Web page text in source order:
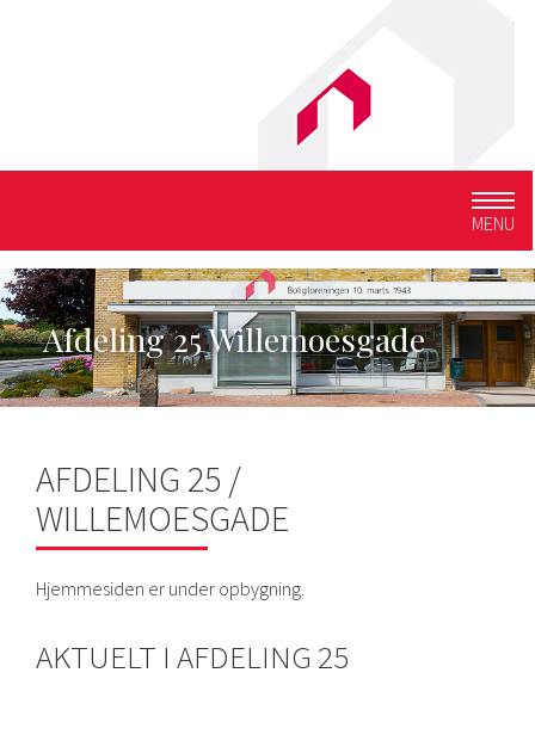
MENU
Afdeling 25 Willemoesgade
AFDELING 25 /
WILLEMOESGADE
Hjemmesiden er under opbygning.
AKTUELT I AFDELING 25